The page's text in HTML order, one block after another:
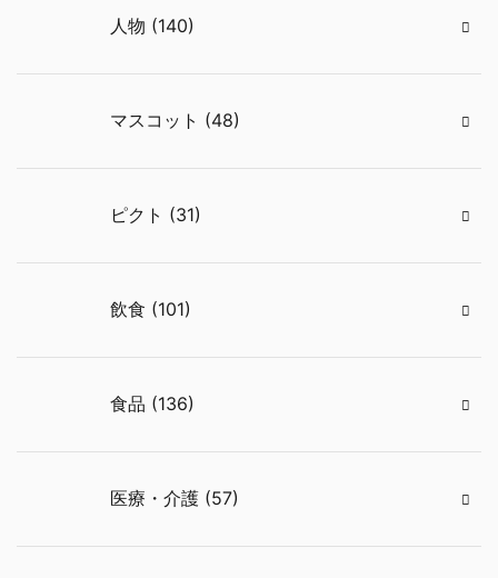
人物 (140)
マスコット (48)
ピクト (31)
飲食 (101)
食品 (136)
医療・介護 (57)